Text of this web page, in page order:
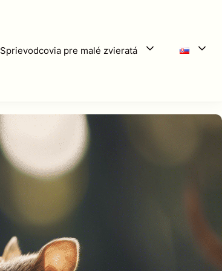
Sprievodcovia pre malé zvieratá